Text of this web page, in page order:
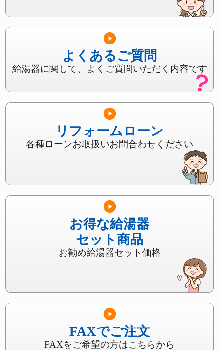
よくあるご質問
給湯器に関して、よくご質問いただく内容です
リフォームローン
各種ローンお取扱いお問合わせください
お得な給湯器
セット商品
お勧め給湯器セット価格
FAXでご注文
FAXをご希望の方はこちらから